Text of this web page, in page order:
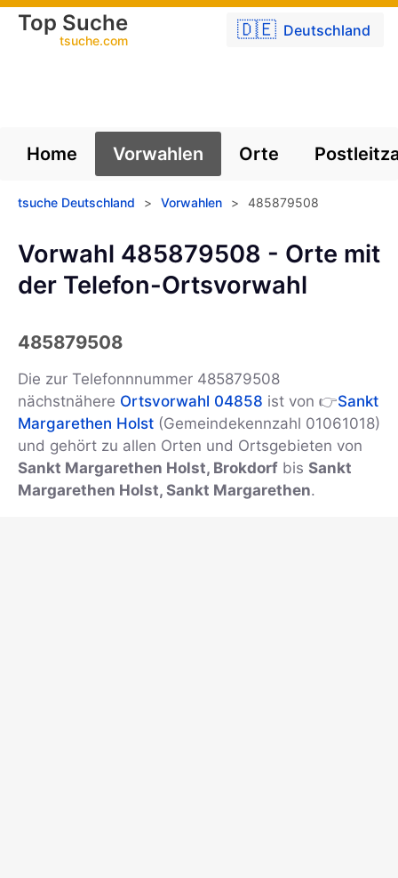
🇩🇪 Deutschland
Top Suche
tsuche.com
Home Vorwahlen Orte
tsuche Deutschland > Vorwahlen > 485879508
Vorwahl 485879508 - Orte mit
der Telefon-Ortsvorwahl
485879508
Die zur Telefonnnummer 485879508
nächstnähere Ortsvorwahl 04858 ist von 👉Sankt
Margarethen Holst (Gemeindekennzahl 01061018)
und gehört zu allen Orten und Ortsgebieten von
Sankt Margarethen Holst, Brokdorf bis Sankt
Margarethen Holst, Sankt Margarethen.